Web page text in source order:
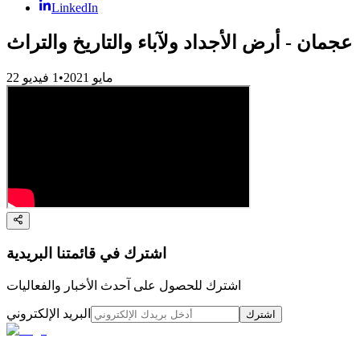
LinkedIn
عجمان - أرض الأجداد ولآباء والتاريخ والتراث
22 مايو 2021 •
1 فيديو
اشترك في قائمتنا البريدية
اشترك للحصول على آحدث الأخبار والفعاليات
البريد الإلكتروني اشترك